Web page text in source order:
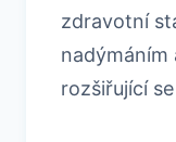
zdravotní
nadýmáním
rozšiřující